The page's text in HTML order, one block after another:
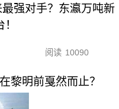
强对手？东瀛万吨新
阅读 10090
黎明前戛然而止？